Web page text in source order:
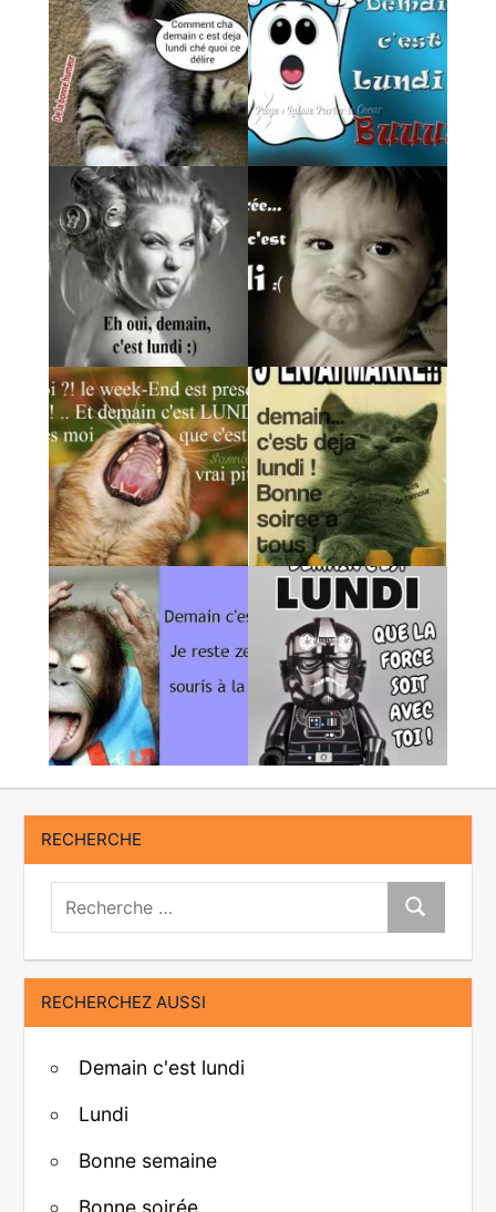
RECHERCHE
Recherche:
Recherche
RECHERCHEZ AUSSI
Demain c'est lundi
Lundi
Bonne semaine
Bonne soirée